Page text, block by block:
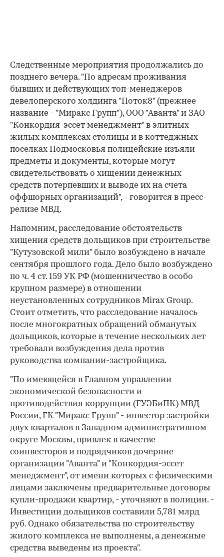
Следственные мероприятия продолжались до
позднего вечера. "По адресам проживания
бывших и действующих топ-менеджеров
девелоперского холдинга "Поток8" (прежнее
название - "Миракс Групп"), ООО "Аванта" и ЗАО
"Конкордия-эссет менеджмент" в элитных
жилых комплексах столицы и в коттеджных
поселках Подмосковья полицейские изъяли
предметы и документы, которые могут
свидетельствовать о хищении денежных
средств потерпевших и выводе их на счета
оффшорных организаций", - говорится в пресс-
релизе МВД.
Напомним, расследование обстоятельств
хищения средств дольщиков при строительстве
"Кутузовской мили" было возбуждено в начале
сентября прошлого года. Дело было возбуждено
по ч. 4 ст. 159 УК РФ (мошенничество в особо
крупном размере) в отношении
неустановленных сотрудников Mirax Group.
Стоит отметить, что расследование началось
после многократных обращений обманутых
дольщиков, которые в течение нескольких лет
требовали возбуждения дела против
руководства компании-застройщика.
"По имеющейся в Главном управлении
экономической безопасности и
противодействия коррупции (ГУЭБиПК) МВД
России, ГК "Миракс Групп" - инвестор застройки
двух кварталов в Западном административном
округе Москвы, привлек в качестве
соинвесторов и подрядчиков дочерние
организации "Аванта" и "Конкордия-эссет
менеджмент", от имени которых с физическими
лицами заключены предварительные договоры
купли-продажи квартир, - уточняют в полиции. -
Инвестиции дольщиков составили 5,781 млрд
руб. Однако обязательства по строительству
жилого комплекса не выполнены, а денежные
средства выведены из проекта".